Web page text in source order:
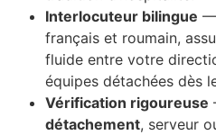
Interlocuteur bilingue —
français et roumain,
fluide entre votre
équipes détachées dès
Vérification rigoureuse
détachement, serveur